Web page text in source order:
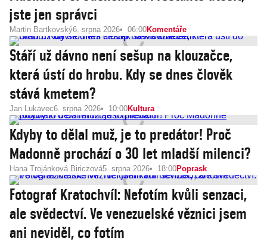
jste jen správci
Martin Bartkovský6. srpna 2026 06:00Komentáře
Stáří už dávno není sešup na klouzačce,
která ústí do hrobu. Kdy se dnes člověk
stává kmetem?
Jan Lukavec6. srpna 2026 10:00Kultura
Kdyby to dělal muž, je to predátor! Proč
Madonně prochází o 30 let mladší milenci?
Hana Trojánková Biriczová5. srpna 2026 18:00Poprask
Fotograf Kratochvíl: Nefotím kvůli senzaci,
ale svědectví. Ve venezuelské věznici jsem
ani neviděl, co fotím